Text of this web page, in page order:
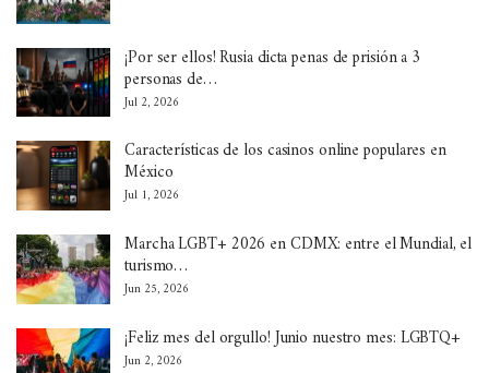
¡Por ser ellos! Rusia dicta penas de prisión a 3
personas de…
Jul 2, 2026
Características de los casinos online populares en
México
Jul 1, 2026
Marcha LGBT+ 2026 en CDMX: entre el Mundial, el
turismo…
Jun 25, 2026
¡Feliz mes del orgullo! Junio nuestro mes: LGBTQ+
Jun 2, 2026